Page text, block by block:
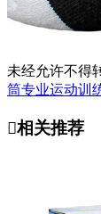
未经允许不得
筒专业运动训
相关推荐